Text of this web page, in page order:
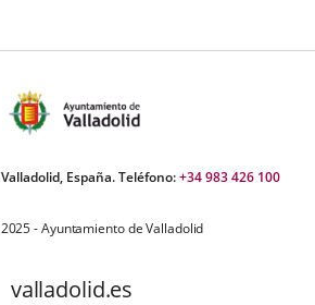
España. Teléfono:+34 983 426 100
- Ayuntamiento de Valladolid
valladolid.es